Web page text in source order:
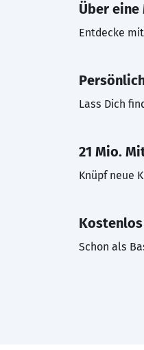
Über
Entdecke
Lass Dich
21 Mio.
Knüpf neue
Schon als